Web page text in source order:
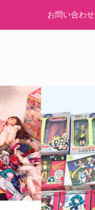
お問い合わせ